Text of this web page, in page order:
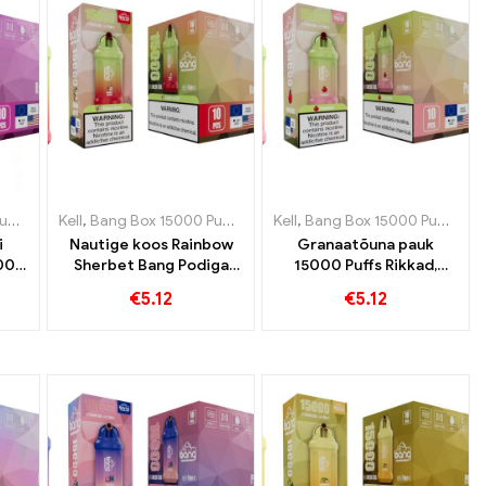
Ühekordsed e-sigaretid Sloveenia,Ühekordsed e-sigaretid
Ühekordsed e-sigaretid Slovakkia
Ühekordsed e-sigaretid
Ühekordsed e-sigaretid Rootsi Ühekordsed e-sigaretid Slovakkia
Kell, Bang Box 15000 Puff Ühekordsed e-sigaretid Rootsi
Nautige koos Rainbow
Sherbet Bang Podiga
täidetud erinevate
€5.12
Kell, Bang Box 15000 Puff
Granaatõuna pauk
15000 Puffs Rikkad,
aroom, mida vaperid
€5.12